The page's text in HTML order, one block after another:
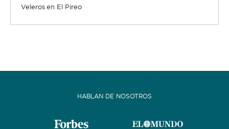
Veleros en El Pireo
HABLAN DE NOSOTROS